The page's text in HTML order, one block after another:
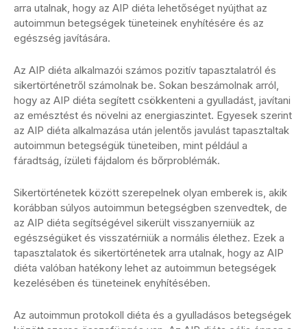
arra utalnak, hogy az AIP diéta lehetőséget nyújthat az
autoimmun betegségek tüneteinek enyhítésére és az
egészség javítására.
Az AIP diéta alkalmazói számos pozitív tapasztalatról és
sikertörténetről számolnak be. Sokan beszámolnak arról,
hogy az AIP diéta segített csökkenteni a gyulladást, javítani
az emésztést és növelni az energiaszintet. Egyesek szerint
az AIP diéta alkalmazása után jelentős javulást tapasztaltak
autoimmun betegségük tüneteiben, mint például a
fáradtság, ízületi fájdalom és bőrproblémák.
Sikertörténetek között szerepelnek olyan emberek is, akik
korábban súlyos autoimmun betegségben szenvedtek, de
az AIP diéta segítségével sikerült visszanyerniük az
egészségüket és visszatérniük a normális élethez. Ezek a
tapasztalatok és sikertörténetek arra utalnak, hogy az AIP
diéta valóban hatékony lehet az autoimmun betegségek
kezelésében és tüneteinek enyhítésében.
Az autoimmun protokoll diéta és a gyulladásos betegségek